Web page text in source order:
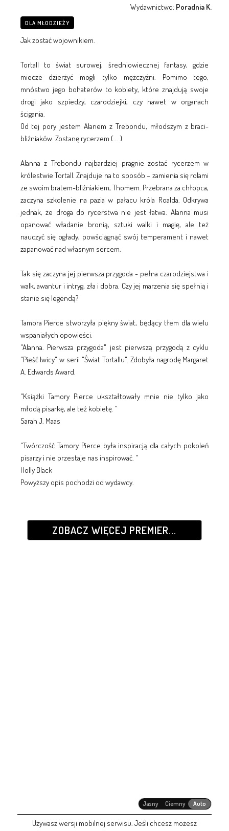
Wydawnictwo: Poradnia K.
DLA MŁODZIEŻY
Jak zostać wojownikiem.
Tortall to świat surowej, średniowiecznej fantasy, gdzie
miecze dzierżyć mogli tylko mężczyźni. Pomimo tego,
mnóstwo jego bohaterów to kobiety, które znajdują swoje
drogi jako szpiedzy, czarodziejki, czy nawet w organach
ścigania.
Od tej pory jestem Alanem z Trebondu, młodszym z braci-
bliźniaków. Zostanę rycerzem (... )
Alanna z Trebondu najbardziej pragnie zostać rycerzem w
królestwie Tortall. Znajduje na to sposób – zamienia się rolami
ze swoim bratem-bliźniakiem, Thomem. Przebrana za chłopca,
zaczyna szkolenie na pazia w pałacu króla Roalda. Odkrywa
jednak, że droga do rycerstwa nie jest łatwa. Alanna musi
opanować władanie bronią, sztuki walki i magię, ale też
nauczyć się ogłady, powściągnąć swój temperament i nawet
zapanować nad własnym sercem.
Tak się zaczyna jej pierwsza przygoda - pełna czarodziejstwa i
walk, awantur i intryg, zła i dobra. Czy jej marzenia się spełnią i
stanie się legendą?
Tamora Pierce stworzyła piękny świat, będący tłem dla wielu
wspaniałych opowieści.
"Alanna. Pierwsza przygoda" jest pierwszą przygodą z cyklu
"Pieść lwicy" w serii "Świat Tortallu". Zdobyła nagrodę Margaret
A. Edwards Award.
"Książki Tamory Pierce ukształtowały mnie nie tylko jako
młodą pisarkę, ale też kobietę. "
Sarah J. Maas
"Twórczość Tamory Pierce była inspiracją dla całych pokoleń
pisarzy i nie przestaje nas inspirować. "
Holly Black
Powyższy opis pochodzi od wydawcy.
ZOBACZ WIĘCEJ PREMIER...
Jasny Ciemny Auto
Używasz wersji mobilnej serwisu. Jeśli chcesz możesz